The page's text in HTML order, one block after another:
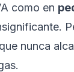
como en
nunca